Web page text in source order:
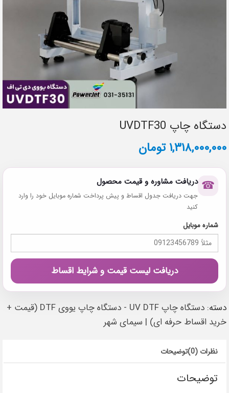
دستگاه چاپ UVDTF30
۱,۳۱۸,۰۰۰,۰۰۰تومان
☎ دریافت مشاوره و قیمت محصول
جهت دریافت جدول اقساط و پیش پرداخت شماره موبایل خود را وارد
کنید
شماره موبایل
دریافت لیست قیمت و شرایط اقساط
دسته:
دستگاه چاپ UV DTF - دستگاه چاپ یووی DTF (قیمت +
خرید اقساط حرفه ای) | سیمای شهر
توضیحات نظرات (0)
توضیحات